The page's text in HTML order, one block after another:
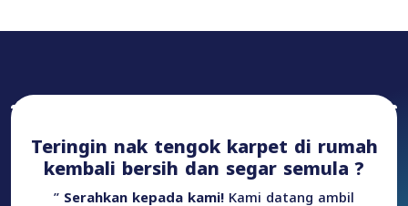
Teringin nak tengok karpet di rumah
kembali bersih dan segar semula ?
” Serahkan kepada kami! Kami datang ambil